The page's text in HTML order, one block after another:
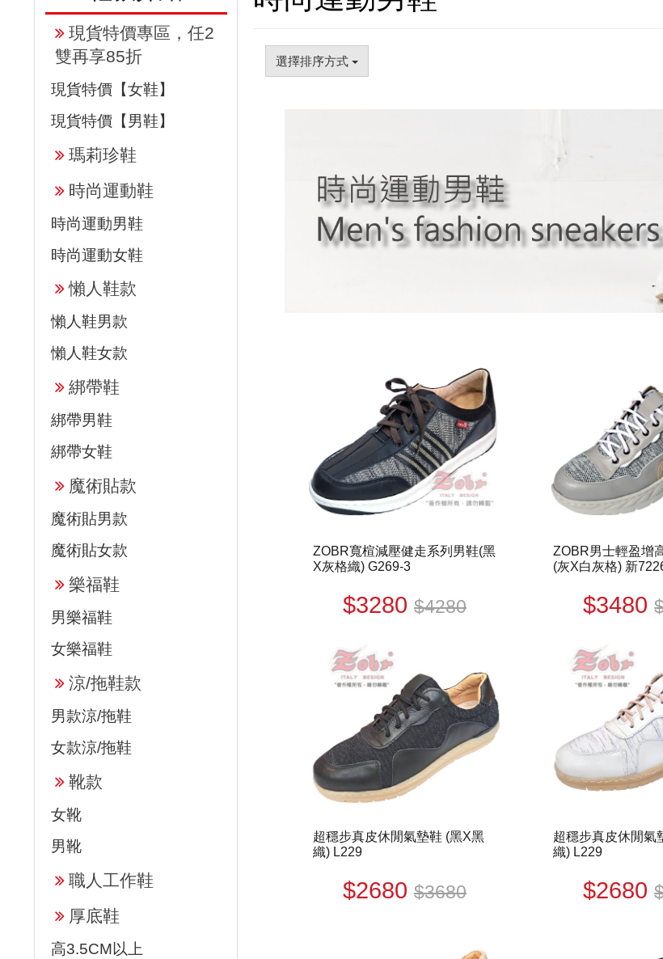
現貨特價專區，任2
雙再享85折
現貨特價【女鞋】
現貨特價【男鞋】
瑪莉珍鞋
時尚運動鞋
時尚運動男鞋
時尚運動女鞋
懶人鞋款
懶人鞋男款
懶人鞋女款
綁帶鞋
綁帶男鞋
綁帶女鞋
魔術貼款
魔術貼男款
魔術貼女款
樂福鞋
男樂福鞋
女樂福鞋
涼/拖鞋款
男款涼/拖鞋
女款涼/拖鞋
靴款
女靴
男靴
職人工作鞋
厚底鞋
高3.5CM以上
選擇排序方式
ZOBR寬楦減壓健走系列男鞋(黑
X灰格織) G269-3
$3280$4280
ZOBR男士輕盈增
(灰X白灰格) 新
$3480
超穩步真皮休閒氣墊鞋 (黑X黑
織) L229
$2680$3680
超穩步真皮休閒氣
織) L229
$2680